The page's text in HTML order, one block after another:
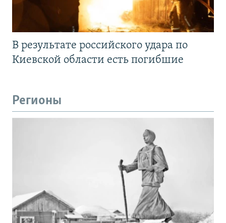
В результате российского удара по
Киевской области есть погибшие
Регионы